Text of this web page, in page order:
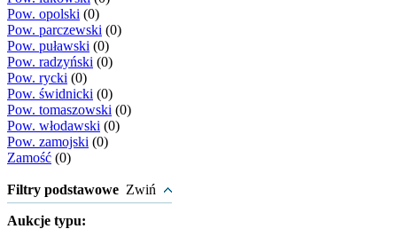
Pow. opolski (0)
Pow. parczewski (0)
Pow. puławski (0)
Pow. radzyński (0)
Pow. rycki (0)
Pow. świdnicki (0)
Pow. tomaszowski (0)
Pow. włodawski (0)
Pow. zamojski (0)
Zamość (0)
Filtry podstawowe Zwiń
Aukcje typu: